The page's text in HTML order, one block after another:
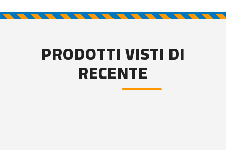
PRODOTTI VISTI DI
RECENTE